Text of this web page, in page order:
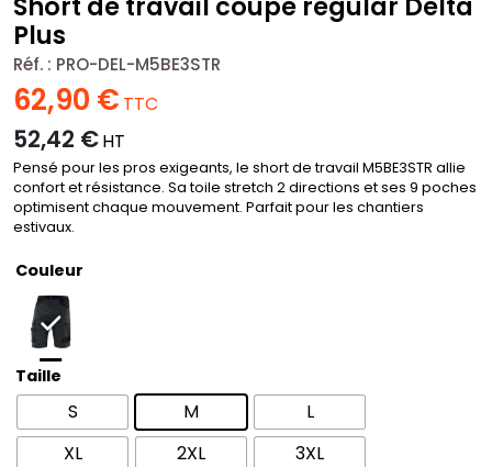
Plus
Réf. : PRO-DEL-M5BE3STR
62,90 € TTC
52,42 €HT
Pensé pour les pros exigeants, le short de travail M5BE3STR allie
confort et résistance. Sa toile stretch 2 directions et ses 9 poches
optimisent chaque mouvement. Parfait pour les chantiers
estivaux.
Couleur
Taille
S M
L
XL
2XL
3XL